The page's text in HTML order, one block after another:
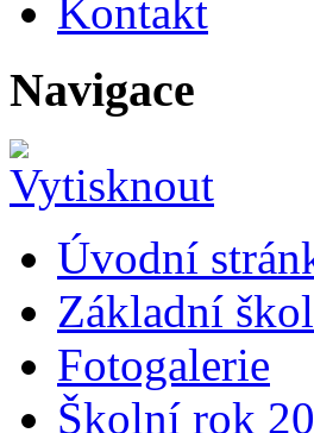
Kontakt
Navigace
Úvodní
Základní
Fotogalerie
Školní rok